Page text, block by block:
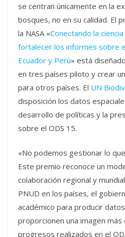
se centran únicamente en la
bosques, no en su calidad. El
la NASA «Conectando la
fortalecer los informes sobre
Ecuador y Perú» está
en tres países piloto y crear
para otros países. El UN
disposición los datos
desarrollo de políticas y la
sobre el ODS 15.
«No podemos gestionar lo
Este premio reconoce un
colaboración regional y
PNUD en los países, el
académico para producir
proporcionen una imagen
progresos realizados en el